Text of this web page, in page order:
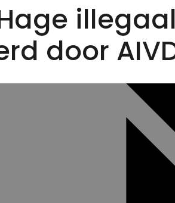
illegaal
door